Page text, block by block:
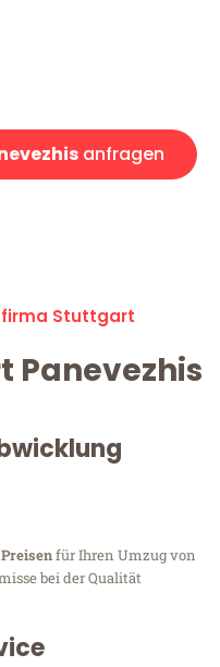
anfragen
Stuttgart
Panevezhis
für Ihren Umzug von
bei der Qualität